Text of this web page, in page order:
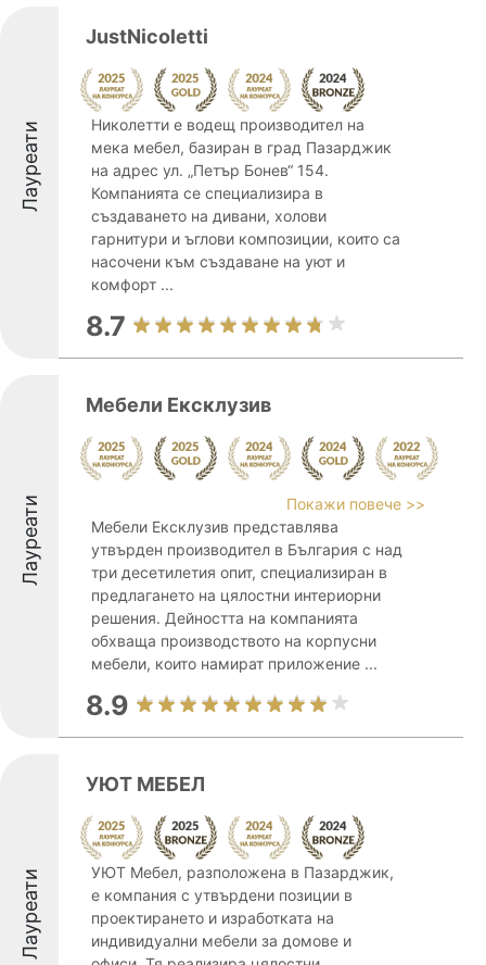
Лауреати
JustNicoletti
Николетти е водещ производител на
мека мебел, базиран в град Пазарджик
на адрес ул. „Петър Бонев“ 154.
Компанията се специализира в
създаването на дивани, холови
гарнитури и ъглови композиции, които са
насочени към създаване на уют и
комфорт ...
8.7
Лауреати
Мебели Ексклузив
Покажи повече >>
Мебели Ексклузив представлява
утвърден производител в България с над
три десетилетия опит, специализиран в
предлагането на цялостни интериорни
решения. Дейността на компанията
обхваща производството на корпусни
мебели, които намират приложение ...
8.9
Лауреати
УЮТ МЕБЕЛ
УЮТ Мебел, разположена в Пазарджик,
е компания с утвърдени позиции в
проектирането и изработката на
индивидуални мебели за домове и